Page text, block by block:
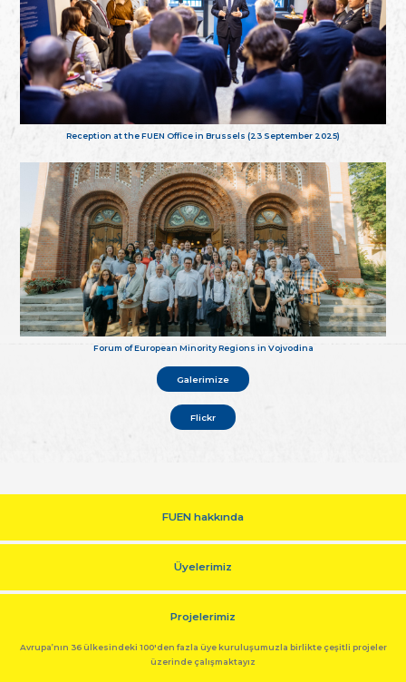
Reception at the FUEN Office in Brussels (23 September 2025)
Forum of European Minority Regions in Vojvodina
Galerimize
Flickr
FUEN hakkında
Üyelerimiz
Projelerimiz
Avrupa’nın 36 ülkesindeki 100'den fazla üye kuruluşumuzla birlikte çeşitli projeler
üzerinde çalışmaktayız